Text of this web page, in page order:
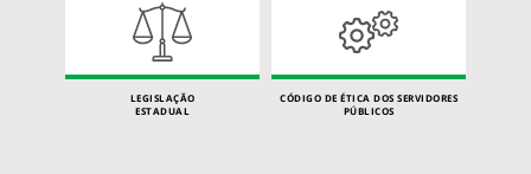
LEGISLAÇÃO
ESTADUAL
CÓDIGO DE ÉTICA DOS SERVIDORES
PÚBLICOS